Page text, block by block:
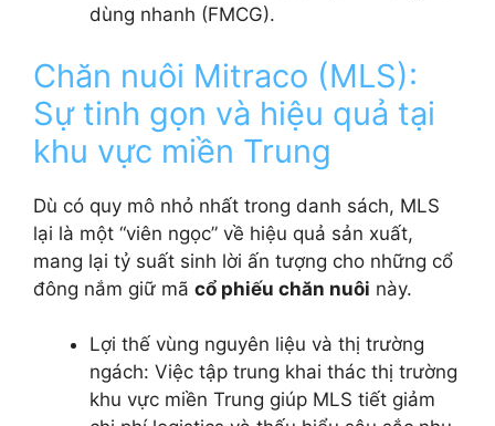
dùng nhanh (FMCG).
Chăn nuôi Mitraco (MLS):
Sự tinh gọn và hiệu quả tại
khu vực miền Trung
Dù có quy mô nhỏ nhất trong danh sách, MLS
lại là một “viên ngọc” về hiệu quả sản xuất,
mang lại tỷ suất sinh lời ấn tượng cho những cổ
đông nắm giữ mã cổ phiếu chăn nuôi này.
Lợi thế vùng nguyên liệu và thị trường
ngách: Việc tập trung khai thác thị trường
khu vực miền Trung giúp MLS tiết giảm